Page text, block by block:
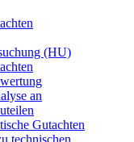
(HU)
an
Gutachten
technischen